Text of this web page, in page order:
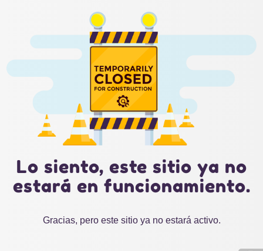
Lo siento, este sitio ya no
estará en funcionamiento.
Gracias, pero este sitio ya no estará activo.